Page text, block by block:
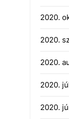
2020.
2020.
2020.
2020.
2020.